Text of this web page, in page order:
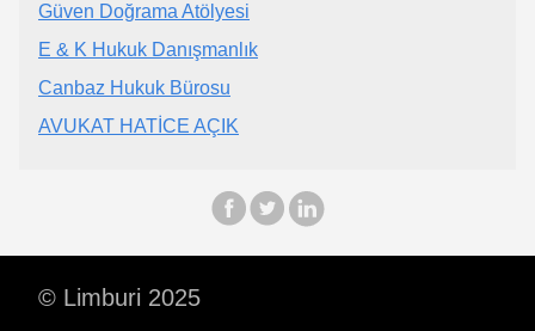
Güven Doğrama Atölyesi
E & K Hukuk Danışmanlık
Canbaz Hukuk Bürosu
AVUKAT HATİCE AÇIK
© Limburi 2025